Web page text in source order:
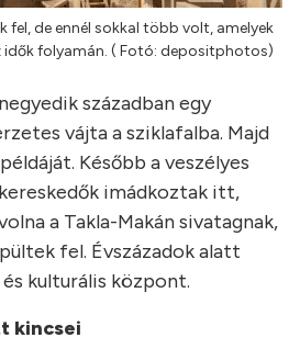
de ennél sokkal több volt, amelyek
idők folyamán. ( Fotó: depositphotos)
században egy
vájta a sziklafalba. Majd
Később a veszélyes
imádkoztak itt,
a Takla-Makán sivatagnak,
fel. Évszázadok alatt
kulturális központ.
kincsei